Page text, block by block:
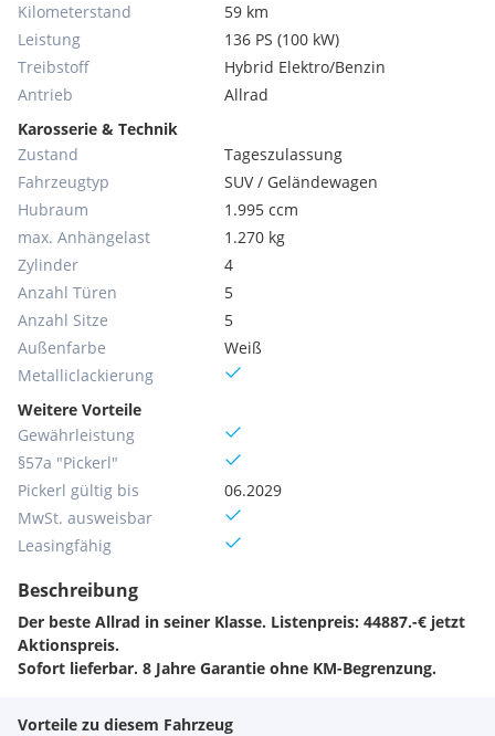
Kilometerstand
59 km
Leistung
136 PS (100 kW)
Treibstoff
Hybrid Elektro/Benzin
Antrieb
Allrad
Karosserie & Technik
Zustand
Tageszulassung
Fahrzeugtyp
SUV / Geländewagen
Hubraum
1.995 ccm
max. Anhängelast
1.270 kg
Zylinder
4
Anzahl Türen
5
Anzahl Sitze
5
Außenfarbe
Weiß
Metallic­lackierung
Weitere Vorteile
Gewährleistung
§57a "Pickerl"
Pickerl gültig bis
06.2029
MwSt. ausweisbar
Leasingfähig
Beschreibung
Der beste Allrad in seiner Klasse. Listenpreis: 44887.-€ jetzt
Aktionspreis.
Sofort lieferbar. 8 Jahre Garantie ohne KM-Begrenzung.
Vorteile zu diesem Fahrzeug